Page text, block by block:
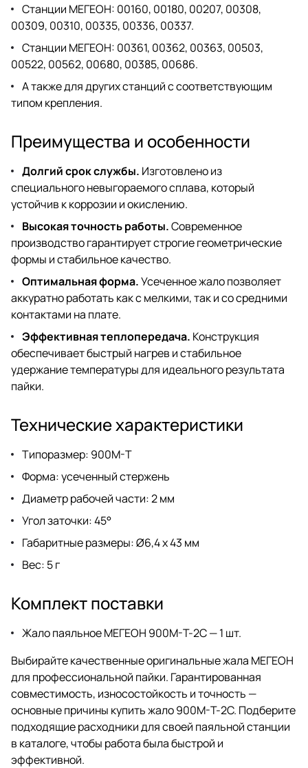
Станции МЕГЕОН: 00160, 00180, 00207, 00308,
00309, 00310, 00335, 00336, 00337.
Станции МЕГЕОН: 00361, 00362, 00363, 00503,
00522, 00562, 00680, 00385, 00686.
А также для других станций с соответствующим
типом крепления.
Преимущества и особенности
Долгий срок службы. Изготовлено из
специального невыгораемого сплава, который
устойчив к коррозии и окислению.
Высокая точность работы.Современное
производство гарантирует строгие геометрические
формы и стабильное качество.
Оптимальная форма.Усеченное жало позволяет
аккуратно работать как с мелкими, так и со средними
контактами на плате.
Эффективная теплопередача. Конструкция
обеспечивает быстрый нагрев и стабильное
удержание температуры для идеального результата
пайки.
Технические характеристики
Типоразмер: 900M-T
Форма: усеченный стержень
Диаметр рабочей части: 2 мм
Угол заточки: 45°
Габаритные размеры: Ø6,4 х 43 мм
Вес: 5 г
Комплект поставки
Жало паяльное МЕГЕОН 900M-T-2C — 1 шт.
Выбирайте качественные оригинальные жала МЕГЕОН
для профессиональной пайки. Гарантированная
совместимость, износостойкость и точность —
основные причины купить жало 900M-T-2C. Подберите
подходящие расходники для своей паяльной станции
в каталоге, чтобы работа была быстрой и
эффективной.